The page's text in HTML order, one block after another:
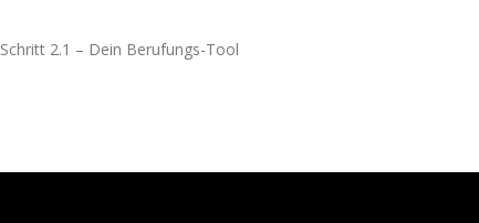
Schritt 2.1 – Dein Berufungs-Tool